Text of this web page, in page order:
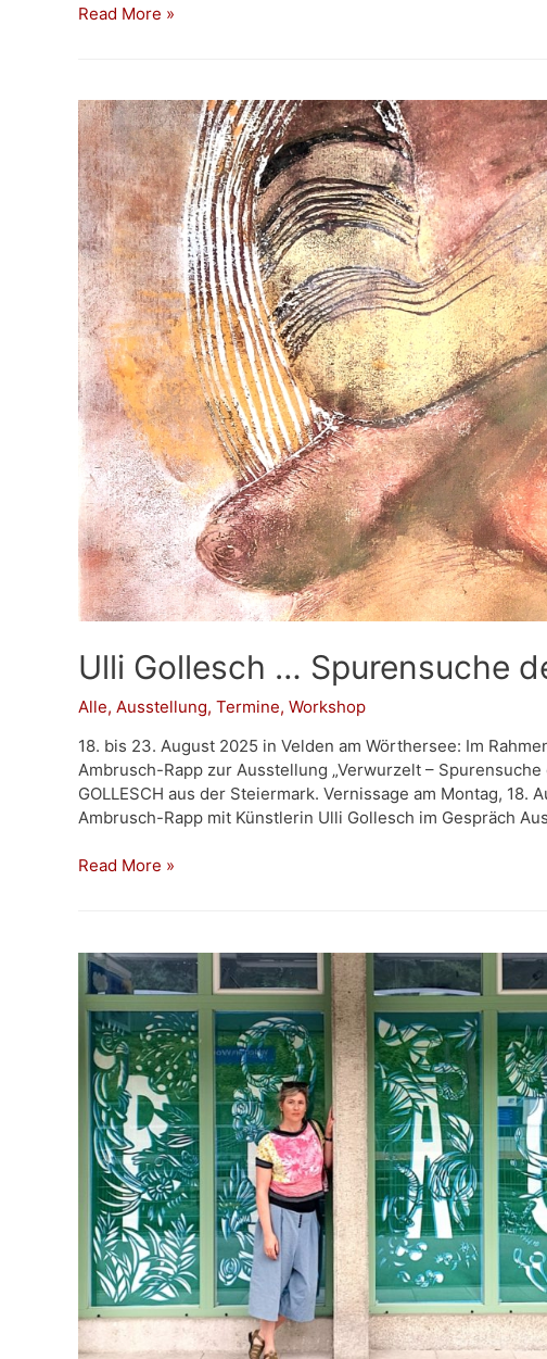
Workshop
Read More »
Ulli Gollesch … Spurensuche
Alle, Ausstellung, Termine, Workshop
18. bis 23. August 2025 in Velden am Wörthersee: Im
Ambrusch-Rapp zur Ausstellung „Verwurzelt –
GOLLESCH aus der Steiermark. Vernissage am Montag, 18.
Ambrusch-Rapp mit Künstlerin Ulli Gollesch im Gespräch
Ulli
des
Weiblichen
Read More »